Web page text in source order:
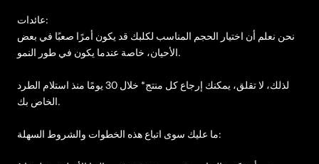
عائدات:
نحن نعلم أن اختيار الحجم المناسب لكلبك قد يكون أمرًا صعبًا في بعض
الأحيان، خاصة عندما يكون في طور النمو.
لذلك، لا تقلق، يمكنك إرجاع كل منتج* خلال 30 يومًا منذ استلام الطرد
الخاص بك.
ما عليك سوى اتباع هذه الخطوات والشروط السهلة: